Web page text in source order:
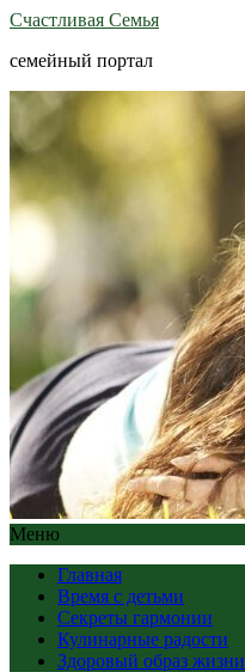
Счастливая Семья
семейный портал
Меню
Главная
Время с детьми
Секреты гармонии
Кулинарные радости
Здоровый образ жизни